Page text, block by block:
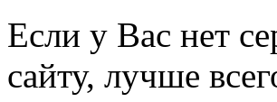
Если у Вас нет
сайту, лучше